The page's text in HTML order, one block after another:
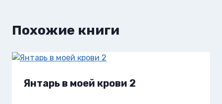
Похожие книги
Янтарь в моей крови 2